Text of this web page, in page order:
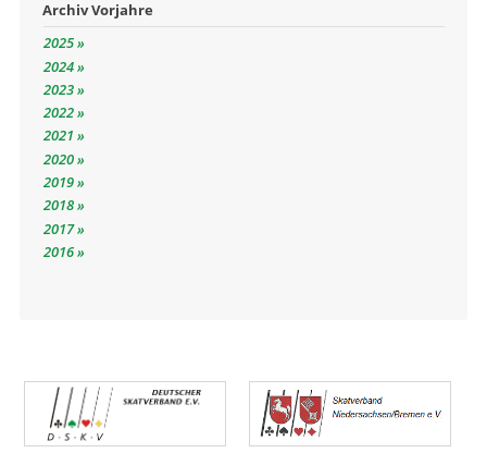
Archiv Vorjahre
2025
2024
2023
2022
2021
2020
2019
2018
2017
2016